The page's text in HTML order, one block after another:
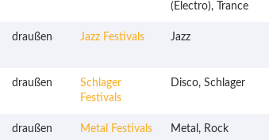
(Electro), Trance
draußen Jazz Festivals Jazz
draußen
Schlager
Festivals
Disco, Schlager
draußen Metal Festivals Metal, Rock